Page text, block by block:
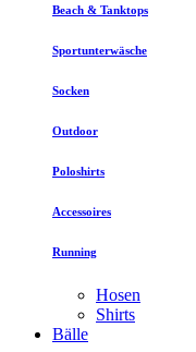
Beach & Tanktops
Sportunterwäsche
Socken
Outdoor
Poloshirts
Accessoires
Running
Hosen
Shirts
Bälle